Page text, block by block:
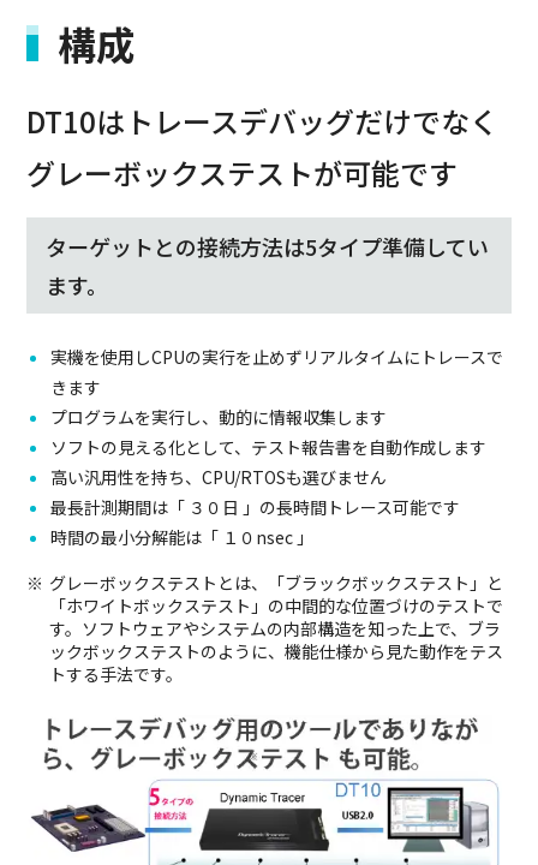
構成
DT10はトレースデバッグだけでなく
グレーボックステストが可能です
ターゲットとの接続方法は5タイプ準備してい
ます。
実機を使用しCPUの実行を止めずリアルタイムにトレースで
きます
プログラムを実行し、動的に情報収集します
ソフトの見える化として、テスト報告書を自動作成します
高い汎用性を持ち、CPU/RTOSも選びません
最長計測期間は「 ３０日 」の長時間トレース可能です
時間の最小分解能は「 １０nsec 」
グレーボックステストとは、「ブラックボックステスト」と
「ホワイトボックステスト」の中間的な位置づけのテストで
す。ソフトウェアやシステムの内部構造を知った上で、ブラ
ックボックステストのように、機能仕様から見た動作をテス
トする手法です。